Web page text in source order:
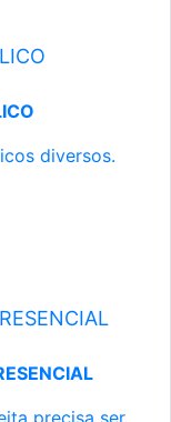
diversos.